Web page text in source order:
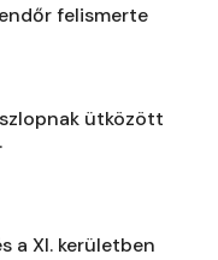
felismerte
ütközött
a XI. kerületben